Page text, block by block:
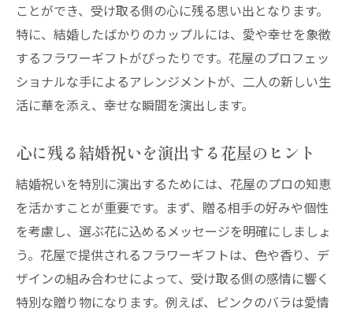
フラワーギフトが結婚祝いを特別なものに
する理由
花屋のフラワーギフトで結婚祝いの感動を
演出
思い出に残る結婚祝いにフラワーギフトを
選ぶ理由
の魅力
花屋の特別な演出で贈る忘れられない結婚祝い
花屋の演出で叶える一生忘れられない結婚
祝い
新婚カップルに贈る特別な結婚祝いの演出
ことができ、受け取る側の心に残る思い出となります。
特に、結婚したばかりのカップルには、愛や幸せを象徴
するフラワーギフトがぴったりです。花屋のプロフェッ
ショナルな手によるアレンジメントが、二人の新しい生
活に華を添え、幸せな瞬間を演出します。
心に残る結婚祝いを演出する花屋のヒント
結婚祝いを特別に演出するためには、花屋のプロの知恵
を活かすことが重要です。まず、贈る相手の好みや個性
を考慮し、選ぶ花に込めるメッセージを明確にしましょ
う。花屋で提供されるフラワーギフトは、色や香り、デ
ザインの組み合わせによって、受け取る側の感情に響く
特別な贈り物になります。例えば、ピンクのバラは愛情